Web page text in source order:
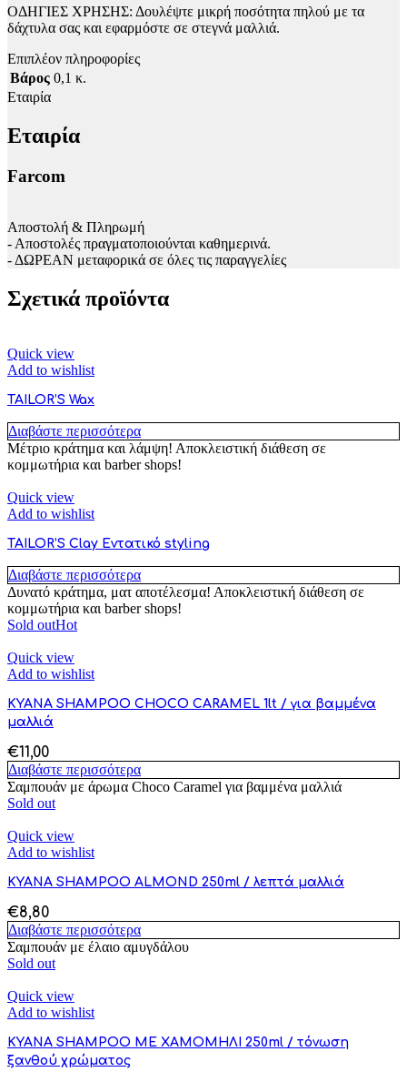
ΟΔΗΓΙΕΣ ΧΡΗΣΗΣ: Δουλέψτε μικρή ποσότητα πηλού με τα
δάχτυλα σας και εφαρμόστε σε στεγνά μαλλιά.
Επιπλέον πληροφορίες
Βάρος 0,1 κ.
Εταιρία
Εταιρία
Farcom
Αποστολή & Πληρωμή
- Αποστολές πραγματοποιούνται καθημερινά.
- ΔΩΡΕΑΝ μεταφορικά σε όλες τις παραγγελίες
Σχετικά προϊόντα
Quick view
Add to wishlist
TAILOR’S Wax
Διαβάστε περισσότερα
Μέτριο κράτημα και λάμψη! Αποκλειστική διάθεση σε
κομμωτήρια και barber shops!
Quick view
Add to wishlist
TAILOR’S Clay Εντατικό styling
Διαβάστε περισσότερα
Δυνατό κράτημα, ματ αποτέλεσμα! Αποκλειστική διάθεση σε
κομμωτήρια και barber shops!
Sold outHot
Quick view
Add to wishlist
KYANA SHAMPOO CHOCO CARAMEL 1lt / για βαμμένα
μαλλιά
€11,00
Διαβάστε περισσότερα
Σαμπουάν με άρωμα Choco Caramel για βαμμένα μαλλιά
Sold out
Quick view
Add to wishlist
KYANA SHAMPOO ALMOND 250ml / λεπτά μαλλιά
€8,80
Διαβάστε περισσότερα
Σαμπουάν με έλαιο αμυγδάλου
Sold out
Quick view
Add to wishlist
KYANA SHAMPOO ΜΕ ΧΑΜΟΜΗΛΙ 250ml / τόνωση
ξανθού χρώματος